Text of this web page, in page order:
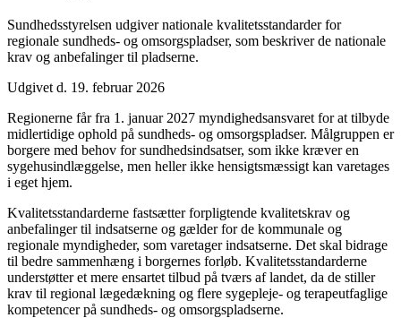
Sundhedsstyrelsen udgiver nationale kvalitetsstandarder for
regionale sundheds- og omsorgspladser, som beskriver de nationale
krav og anbefalinger til pladserne.
Udgivet d. 19. februar 2026
Regionerne får fra 1. januar 2027 myndighedsansvaret for at tilbyde
midlertidige ophold på sundheds- og omsorgspladser. Målgruppen er
borgere med behov for sundhedsindsatser, som ikke kræver en
sygehusindlæggelse, men heller ikke hensigtsmæssigt kan varetages
i eget hjem.
Kvalitetsstandarderne fastsætter forpligtende kvalitetskrav og
anbefalinger til indsatserne og gælder for de kommunale og
regionale myndigheder, som varetager indsatserne. Det skal bidrage
til bedre sammenhæng i borgernes forløb. Kvalitetsstandarderne
understøtter et mere ensartet tilbud på tværs af landet, da de stiller
krav til regional lægedækning og flere sygepleje- og terapeutfaglige
kompetencer på sundheds- og omsorgspladserne.